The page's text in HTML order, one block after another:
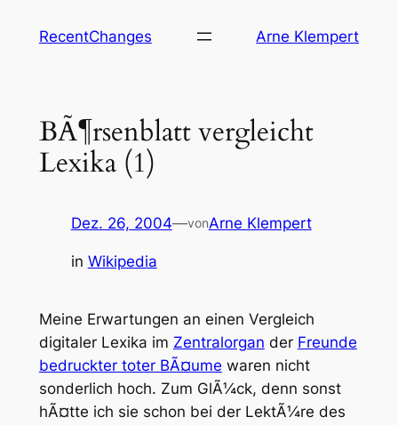
InhaltRecentChanges Arne Klempert
BÃ¶rsenblatt vergleicht
Lexika (1)
Dez. 26, 2004—vonArne Klempert
in Wikipedia
Meine Erwartungen an einen Vergleich
digitaler Lexika im Zentralorgan der Freunde
bedruckter toter BÃ¤ume waren nicht
sonderlich hoch. Zum GlÃ¼ck, denn sonst
hÃ¤tte ich sie schon bei der LektÃ¼re des